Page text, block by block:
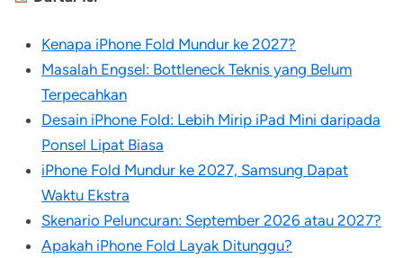
Kenapa iPhone Fold Mundur ke 2027?
Masalah Engsel: Bottleneck Teknis yang Belum
Terpecahkan
Desain iPhone Fold: Lebih Mirip iPad Mini daripada
Ponsel Lipat Biasa
iPhone Fold Mundur ke 2027, Samsung Dapat
Waktu Ekstra
Skenario Peluncuran: September 2026 atau 2027?
Apakah iPhone Fold Layak Ditunggu?